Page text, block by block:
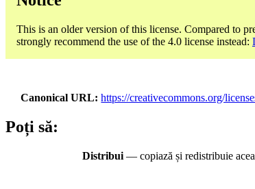
This is an older version of this license. Compared to
strongly recommend the use of the 4.0 license instead:
Canonical URL https://creativecommons.org/
Poți să:
Distribui — copiază și redistribuie